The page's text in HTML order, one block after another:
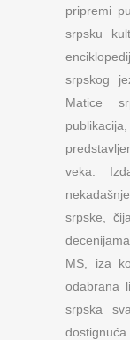
pripremi
srpsku
srpskog
Matice
veka.
srpske,
MS, iza
odabrana
srpska